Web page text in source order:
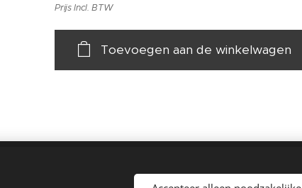
Prijs Incl. BTW
Toevoegen aan de winkelwagen